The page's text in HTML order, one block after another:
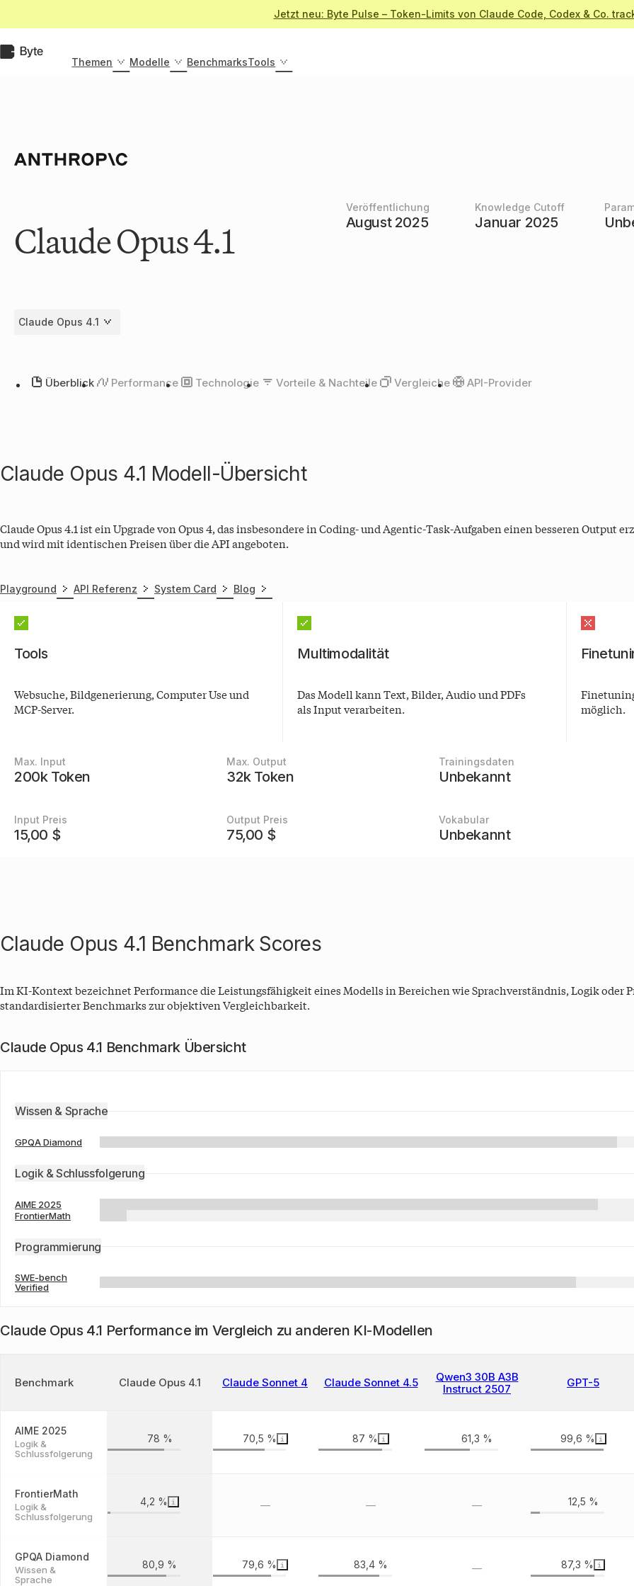
springen
Jetzt neu: Byte Pulse – Token-Limits von Claude Code, Codex & Co.
Byte.de
Themen Modelle BenchmarksTools
Claude Opus 4.1
Veröffentlichung
August 2025
Knowledge Cutoff
Januar 2025
Claude Opus 4.1
Überblick Performance Technologie Vorteile & Nachteile Vergleiche API-Provider
Claude Opus 4.1 Modell-Übersicht
Claude Opus 4.1 ist ein Upgrade von Opus 4, das insbesondere in Coding- und Agentic-Task-Aufgaben einen besseren Output
und wird mit identischen Preisen über die API angeboten.
Playground API Referenz System Card Blog
Features
Tools
Websuche, Bildgenerierung, Computer Use und
MCP-Server.
Multimodalität
Das Modell kann Text, Bilder, Audio und PDFs
als Input verarbeiten.
möglich.
Details
zum
Max. Input
200k Token
Max. Output
32k Token
Trainingsdaten
Unbekannt
Input Preis
15,00 $
Output Preis
75,00 $
Vokabular
Unbekannt
Claude Opus 4.1 Benchmark Scores
Im KI-Kontext bezeichnet Performance die Leistungsfähigkeit eines Modells in Bereichen wie Sprachverständnis, Logik oder
standardisierter Benchmarks zur objektiven Vergleichbarkeit.
Claude Opus 4.1 Benchmark Übersicht
Wissen & Sprache
GPQA Diamond
Logik & Schlussfolgerung
AIME 2025
FrontierMath
Programmierung
SWE-bench
Verified
Claude Opus 4.1 Performance im Vergleich zu anderen KI-Modellen
Benchmark Claude Opus 4.1 Claude Sonnet 4 Claude Sonnet 4.5
Qwen3 30B A3B
Instruct 2507
GPT-5
AIME 2025
Logik &
Schlussfolgerung
78 % 70,5 % 87 % 61,3 % 99,6 %
FrontierMath
Logik &
Schlussfolgerung
4,2 % — — — 12,5 %
GPQA Diamond
Wissen &
Sprache
80,9 % 79,6 % 83,4 % — 87,3 %